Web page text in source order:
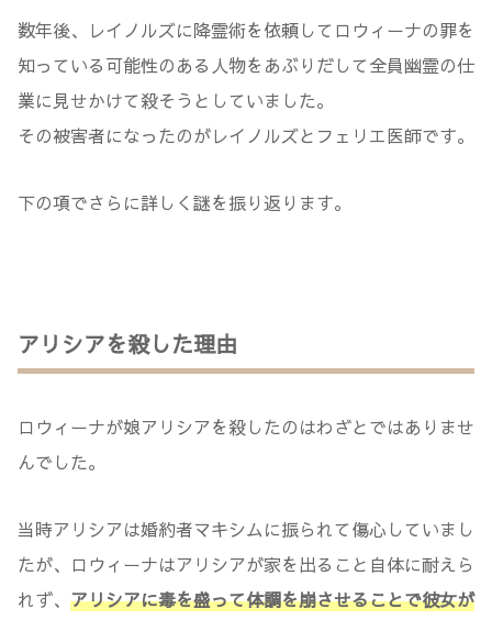
数年後、レイノルズに降霊術を依頼してロウィーナの罪を
知っている可能性のある人物をあぶりだして全員幽霊の仕
業に見せかけて殺そうとしていました。
その被害者になったのがレイノルズとフェリエ医師です。
下の項でさらに詳しく謎を振り返ります。
アリシアを殺した理由
ロウィーナが娘アリシアを殺したのはわざとではありませ
んでした。
当時アリシアは婚約者マキシムに振られて傷心していまし
たが、ロウィーナはアリシアが家を出ること自体に耐えら
れず、 アリシアに毒を盛って体調を崩させることで彼女が